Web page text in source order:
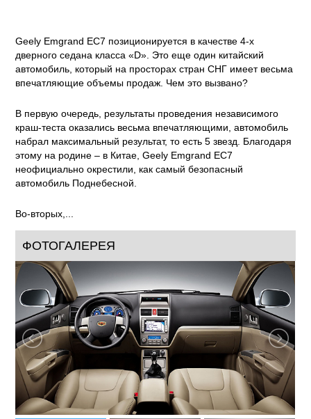
Geely Emgrand ЕС7 позиционируется в качестве 4-х
дверного седана класса «D». Это еще один китайский
автомобиль, который на просторах стран СНГ имеет весьма
впечатляющие объемы продаж. Чем это вызвано?
В первую очередь, результаты проведения независимого
краш-теста оказались весьма впечатляющими, автомобиль
набрал максимальный результат, то есть 5 звезд. Благодаря
этому на родине – в Китае, Geely Emgrand ЕС7
неофициально окрестили, как самый безопасный
автомобиль Поднебесной.
Во-вторых,...
ФОТОГАЛЕРЕЯ